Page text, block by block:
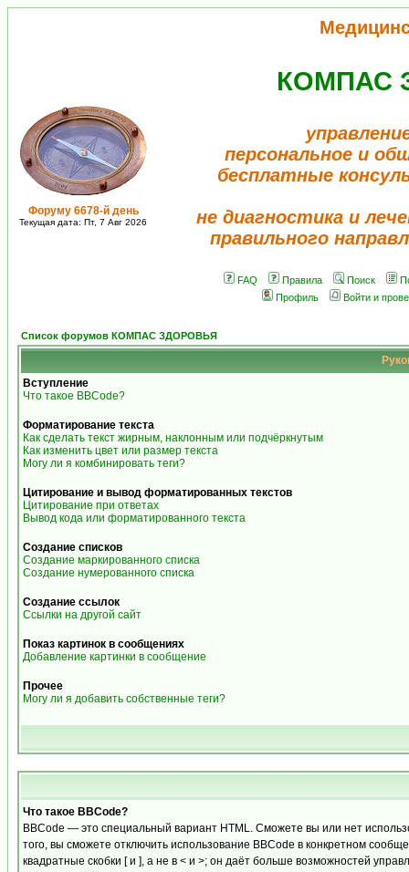
Форуму 6678-й день
Текущая дата: Пт, 7 Авг 2026
КОМПАС
персональное и
бесплатные
не диагностика и
правильного
FAQ Правила Поиск
Профиль
Войти и
Список форумов КОМПАС ЗДОРОВЬЯ
Вступление
Что такое BBCode?
Форматирование текста
Как сделать текст жирным, наклонным или подчёркнутым
Как изменить цвет или размер текста
Могу ли я комбинировать теги?
Цитирование и вывод форматированных текстов
Цитирование при ответах
Вывод кода или форматированного текста
Создание списков
Создание маркированного списка
Создание нумерованного списка
Создание ссылок
Ссылки на другой сайт
Показ картинок в сообщениях
Добавление картинки в сообщение
Прочее
Могу ли я добавить собственные теги?
Что такое BBCode?
BBCode — это специальный вариант HTML. Сможете вы или нет
того, вы сможете отключить использование BBCode в конкретном
квадратные скобки [ и ], а не в < и >; он даёт больше возможностей